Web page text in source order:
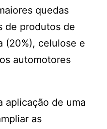
quedas
de produtos de
(20%), celulose e
automotores
aplicação de uma
as